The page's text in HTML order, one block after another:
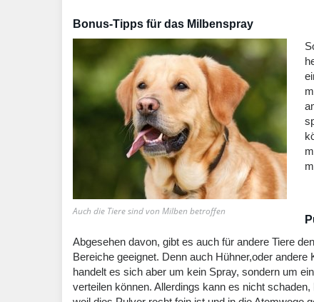
Bonus-Tipps für das Milbenspray
Auch die Tiere sind von Milben betroffen
Abgesehen davon, gibt es auch für andere Tiere
Bereiche geeignet. Denn auch Hühner,oder andere
handelt es sich aber um kein Spray, sondern um
verteilen können. Allerdings kann es nicht